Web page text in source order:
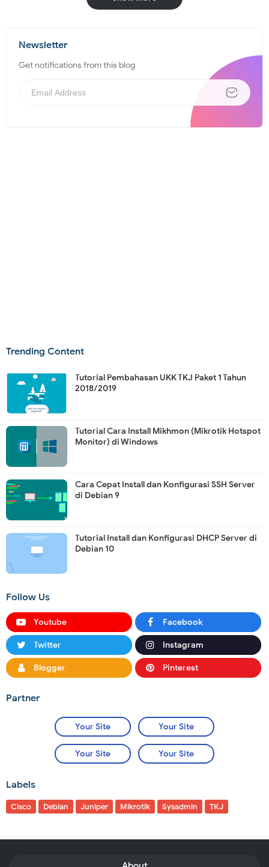
Newsletter
Get notifications from this blog
Trending Content
Tutorial Pembahasan UKK TKJ Paket 1 Tahun
2018/2019
Tutorial Cara Install Mikhmon (Mikrotik Hotspot
Monitor) di Windows
Cara Cepat Install dan Konfigurasi SSH Server
di Debian 9
Tutorial Install dan Konfigurasi DHCP Server di
Debian 10
Follow Us
Youtube Facebook
Twitter Instagram
Blogger Pinterest
Partner
Your Site Your Site
Your Site Your Site
Labels
Cisco Debian Juniper Mikrotik Sysadmin TKJ